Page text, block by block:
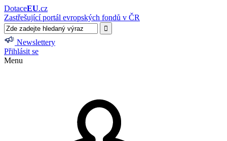
DotaceEU.cz
Zastřešující portál evropských fondů v ČR
Newslettery
Přihlásit se
Menu